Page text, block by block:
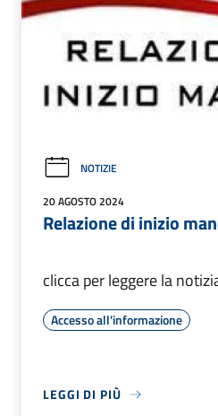
NOTIZIE
20 AGOSTO 2024
Relazione di inizio
clicca per leggere la
Accesso all'informazione
LEGGI DI PIÙ